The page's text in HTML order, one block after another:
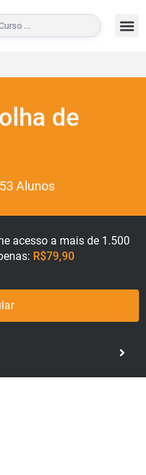
BUSCAR
de
Alunos
acesso a mais de 1.500
R$79,90